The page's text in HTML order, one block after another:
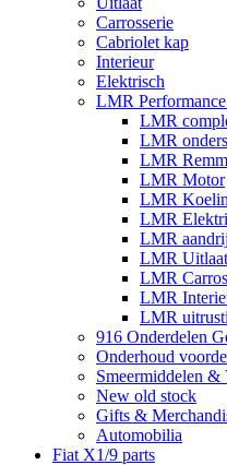
Carrosserie
Cabriolet kap
Interieur
Elektrisch
LMR
LMR
LMR
LMR
LMR Motor
LMR
LMR
LMR
LMR Uitlaat
LMR
LMR
LMR
916 Onderdelen
Onderhoud
Smeermiddelen
New old stock
Gifts &
Automobilia
Fiat X1/9 parts